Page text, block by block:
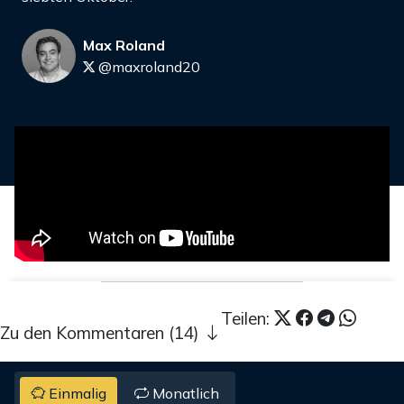
Max Roland
@maxroland20
Teilen:
Zu den Kommentaren (14)
Einmalig Monatlich